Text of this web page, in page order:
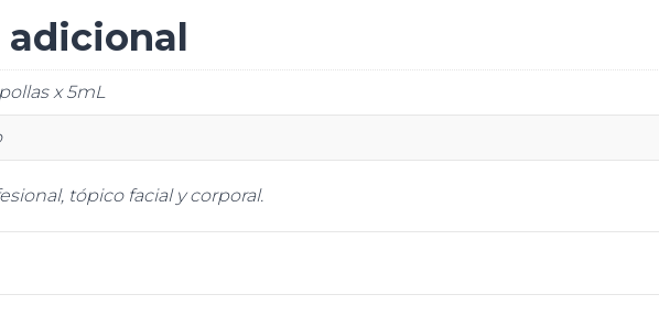
x 5mL
tópico facial y corporal.